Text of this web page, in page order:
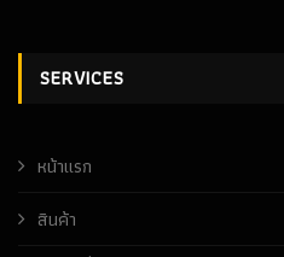
SERVICES
หน้าเเรก
สินค้า